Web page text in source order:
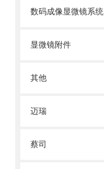
数码成像显微镜系统
显微镜附件
其他
迈瑞
蔡司